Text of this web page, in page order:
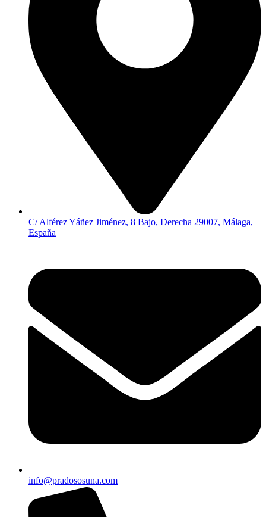
C/ Alférez Yáñez Jiménez, 8 Bajo, Derecha 29007, Málaga,
España
info@pradososuna.com